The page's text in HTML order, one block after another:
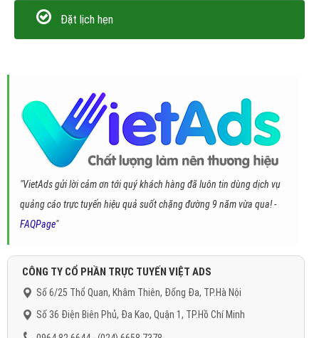
Đặt lịch hẹn
"VietAds gửi lời cảm ơn tới quý khách hàng đã luôn tin dùng dịch vụ
quảng cáo trực tuyến hiệu quả suốt chặng đường 9 năm vừa qua! -
FAQPage"
CÔNG TY CỔ PHẦN TRỰC TUYẾN VIỆT ADS
Số 6/25 Thổ Quan, Khâm Thiên, Đống Đa, TP.Hà Nội
Số 36 Điện Biên Phủ, Đa Kao, Quận 1, TP.Hồ Chí Minh